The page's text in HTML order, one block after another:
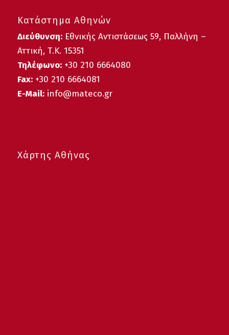
Κατάστημα Αθηνών
Διεύθυνση:Εθνικής Αντιστάσεως 59, Παλλήνη –
Αττική, Τ.Κ. 15351
Τηλέφωνο: +30 210 6664080
Fax:+30 210 6664081
E-Mail: info@mateco.gr
Χάρτης Αθήνας